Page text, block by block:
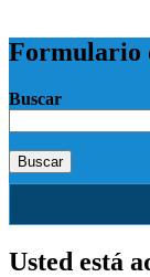
Formulario
Buscar
Usted está